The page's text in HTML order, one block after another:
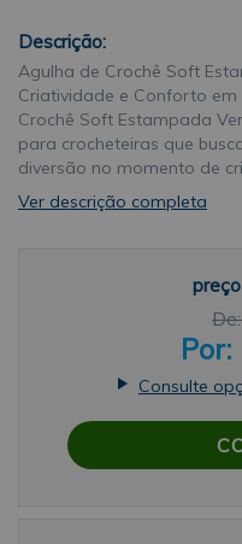
Descrição:
Agulha de Crochê Soft
Criatividade e Conforto
Crochê Soft Estampada
para crocheteiras que
diversão no momento de
encantador, essa agulha
artesanal em uma
Divertido O grande
Estampada Verde Círculo
com textura macia e
garante conforto durante
cansaço nas mãos e
também ganha destaque:
estampas verdes
Ver descrição completa
Consulte